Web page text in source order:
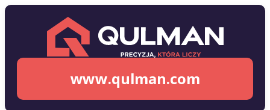
www.qulman.com